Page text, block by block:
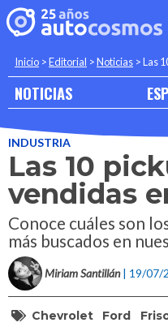
Inicio >Editorial >Noticias >Las
NOTICIAS
INDUSTRIA
Las 10
vendidas
Conoce cuáles son
más buscados en
Miriam Santillán | 19/07/
Chevrolet Ford